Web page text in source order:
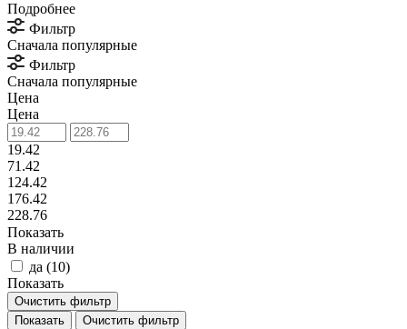
Подробнее
Фильтр
Сначала популярные
Фильтр
Сначала популярные
Цена
Цена
19.42
71.42
124.42
176.42
228.76
Показать
В наличии
да (10)
Показать
Очистить фильтр
Очистить фильтр